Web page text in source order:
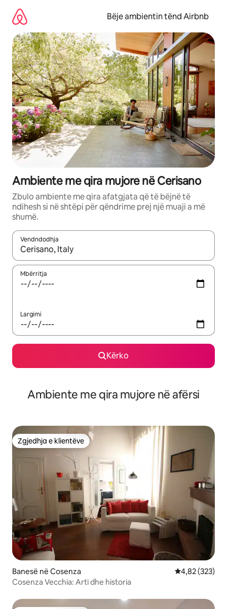
përmbajtja
Bëje ambientin tënd Airbnb
Ambiente me qira mujore në Cerisano
Zbulo ambiente me qira afatgjata që të bëjnë të
ndihesh si në shtëpi për qëndrime prej një muaji a më
shumë.
Vendndodhja
Kur rezultatet të jenë të disponueshme, lëviz me butonat e
Mbërritja
Largimi
Kërko
Ambiente me qira mujore në afërsi
Zgjedhja e klientëve
Zgjedhja e klientëve
Banesë në Cosenza Vlerësimi
4,82 (323)
Cosenza Vecchia: Arti dhe historia